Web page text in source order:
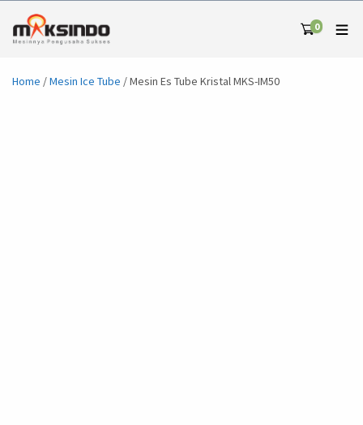
0
Home /Mesin Ice Tube / Mesin Es Tube Kristal MKS-IM50